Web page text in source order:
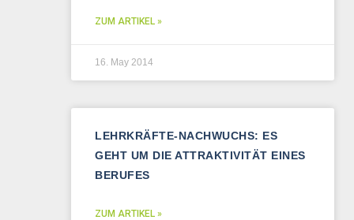
ZUM ARTIKEL »
16. May 2014
LEHRKRÄFTE-NACHWUCHS: ES
GEHT UM DIE ATTRAKTIVITÄT EINES
BERUFES
ZUM ARTIKEL »